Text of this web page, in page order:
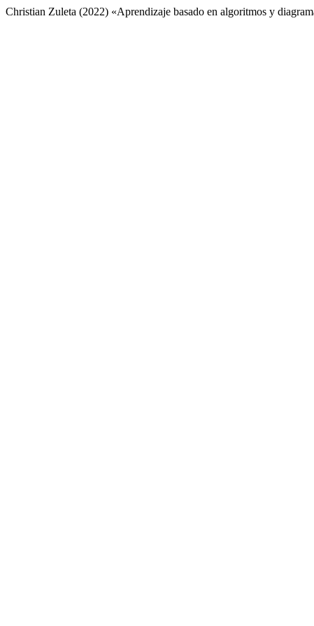
Christian Zuleta (2022) «Aprendizaje basado en algoritmos y